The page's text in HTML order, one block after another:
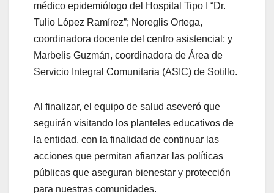
médico epidemiólogo del Hospital Tipo I “Dr.
Tulio López Ramírez”; Noreglis Ortega,
coordinadora docente del centro asistencial; y
Marbelis Guzmán, coordinadora de Área de
Servicio Integral Comunitaria (ASIC) de Sotillo.
Al finalizar, el equipo de salud aseveró que
seguirán visitando los planteles educativos de
la entidad, con la finalidad de continuar las
acciones que permitan afianzar las políticas
públicas que aseguran bienestar y protección
para nuestras comunidades.